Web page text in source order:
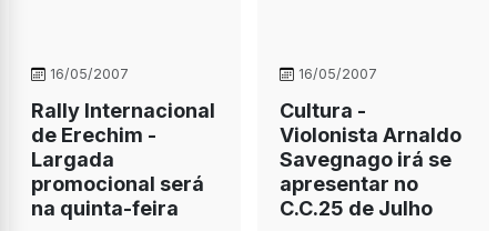
16/05/2007
Rally Internacional
de Erechim -
Largada
promocional será
na quinta-feira
16/05/2007
Cultura -
Violonista Arnaldo
Savegnago irá se
apresentar no
C.C.25 de Julho